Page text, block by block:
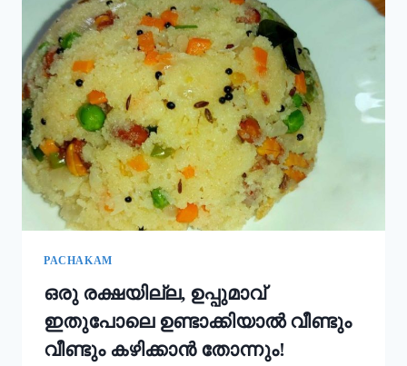
ഇതും
കൂടി
ചേർത്ത്
പൊടി
നനക്കു!
ചോറ്
കൊണ്ട്
നല്ല
സോഫ്റ്റ്
പുട്ട്
റെഡി!!
|
PACHAKAM
ഒരു രക്ഷയില്ല, ഉപ്പുമാവ്
ഇതുപോലെ ഉണ്ടാക്കിയാൽ വീണ്ടും
വീണ്ടും കഴിക്കാൻ തോന്നും!